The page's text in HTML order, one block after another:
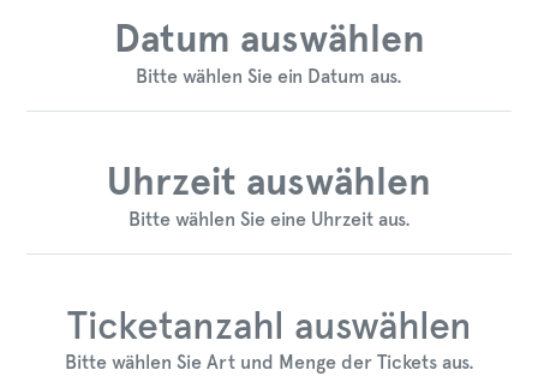
Datum auswählen
Bitte wählen Sie ein Datum aus.
Uhrzeit auswählen
Bitte wählen Sie eine Uhrzeit aus.
Ticketanzahl auswählen
Bitte wählen Sie Art und Menge der Tickets aus.